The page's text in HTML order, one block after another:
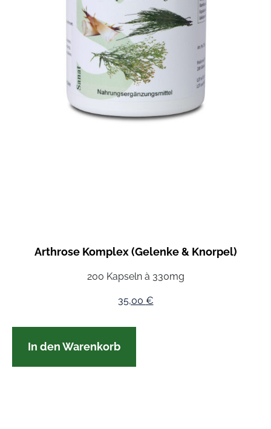
Arthrose Komplex (Gelenke & Knorpel)
200 Kapseln à 330mg
35,00 €
In den Warenkorb